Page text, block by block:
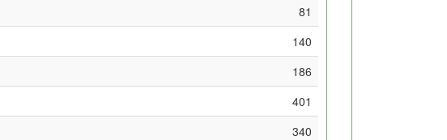
81
140
186
401
340